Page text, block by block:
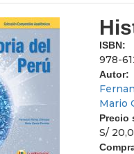
ISBN:
978-
Autor:
Mario
Precio
S/